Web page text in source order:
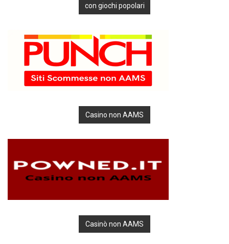
con giochi popolari
Casino non AAMS
Casinò non AAMS